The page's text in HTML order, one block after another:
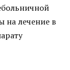
на лечение в